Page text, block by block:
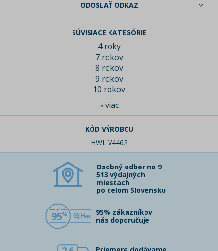
ODOSLAŤ ODKAZ
SÚVISIACE KATEGÓRIE
4 roky
7 rokov
8 rokov
9 rokov
10 rokov
» viac
KÓD VÝROBCU
HWL V4462
Osobný odber na 9
513 výdajných
miestach
po celom Slovensku
95
95% zákazníkov
nás doporučuje